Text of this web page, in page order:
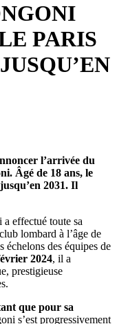
PARIS
l’arrivée du
Âgé de 18 ans, le
2031. Il
effectué toute sa
lombard à l’âge de
échelons des équipes de
2024, il a
prestigieuse
que pour sa
s’est progressivement